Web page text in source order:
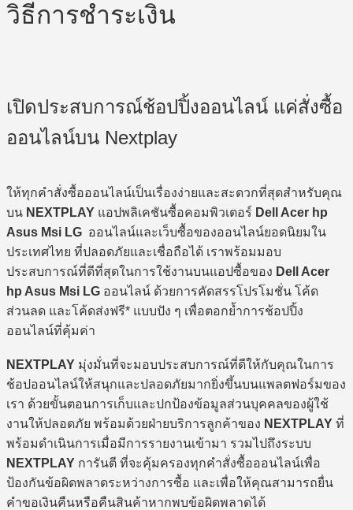
วิธีการชำระเงิน
เปิดประสบการณ์ช้อปปิ้งออนไลน์ แค่สั่งซื้อ
ออนไลน์บน Nextplay
ให้ทุกคำสั่งซื้อออนไลน์เป็นเรื่องง่ายและสะดวกที่สุดสำหรับคุณ
บน NEXTPLAY แอปพลิเคชันซื้อคอมพิวเตอร์ Dell Acer hp
Asus Msi LG ออนไลน์และเว็บซื้อของออนไลน์ยอดนิยมใน
ประเทศไทย ที่ปลอดภัยและเชื่อถือได้ เราพร้อมมอบ
ประสบการณ์ที่ดีที่สุดในการใช้งานบนแอปซื้อของ Dell Acer
hp Asus Msi LG ออนไลน์ ด้วยการคัดสรรโปรโมชั่น โค้ด
ส่วนลด และโค้ดส่งฟรี* แบบปัง ๆ เพื่อตอกย้ำการช้อปปิ้ง
ออนไลน์ที่คุ้มค่า
NEXTPLAY มุ่งมั่นที่จะมอบประสบการณ์ที่ดีให้กับคุณในการ
ช้อปออนไลน์ให้สนุกและปลอดภัยมากยิ่งขึ้นบนแพลตฟอร์มของ
เรา ด้วยขั้นตอนการเก็บและปกป้องข้อมูลส่วนบุคคลของผู้ใช้
งานให้ปลอดภัย พร้อมด้วยฝ่ายบริการลูกค้าของ NEXTPLAY ที่
พร้อมดำเนินการเมื่อมีการรายงานเข้ามา รวมไปถึงระบบ
NEXTPLAY การันตี ที่จะคุ้มครองทุกคำสั่งซื้อออนไลน์เพื่อ
ป้องกันข้อผิดพลาดระหว่างการซื้อ และเพื่อให้คุณสามารถยื่น
คำขอเงินคืนหรือคืนสินค้าหากพบข้อผิดพลาดได้